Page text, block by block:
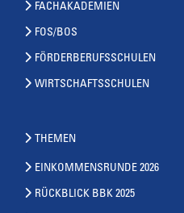
FACHAKADEMIEN
FOS/BOS
FÖRDERBERUFSSCHULEN
WIRTSCHAFTSSCHULEN
THEMEN
EINKOMMENSRUNDE 2026
RÜCKBLICK BBK 2025